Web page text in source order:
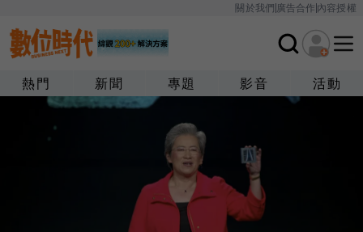
關於我們廣告合作內容授權
熱門 新聞 專題 影音 活動